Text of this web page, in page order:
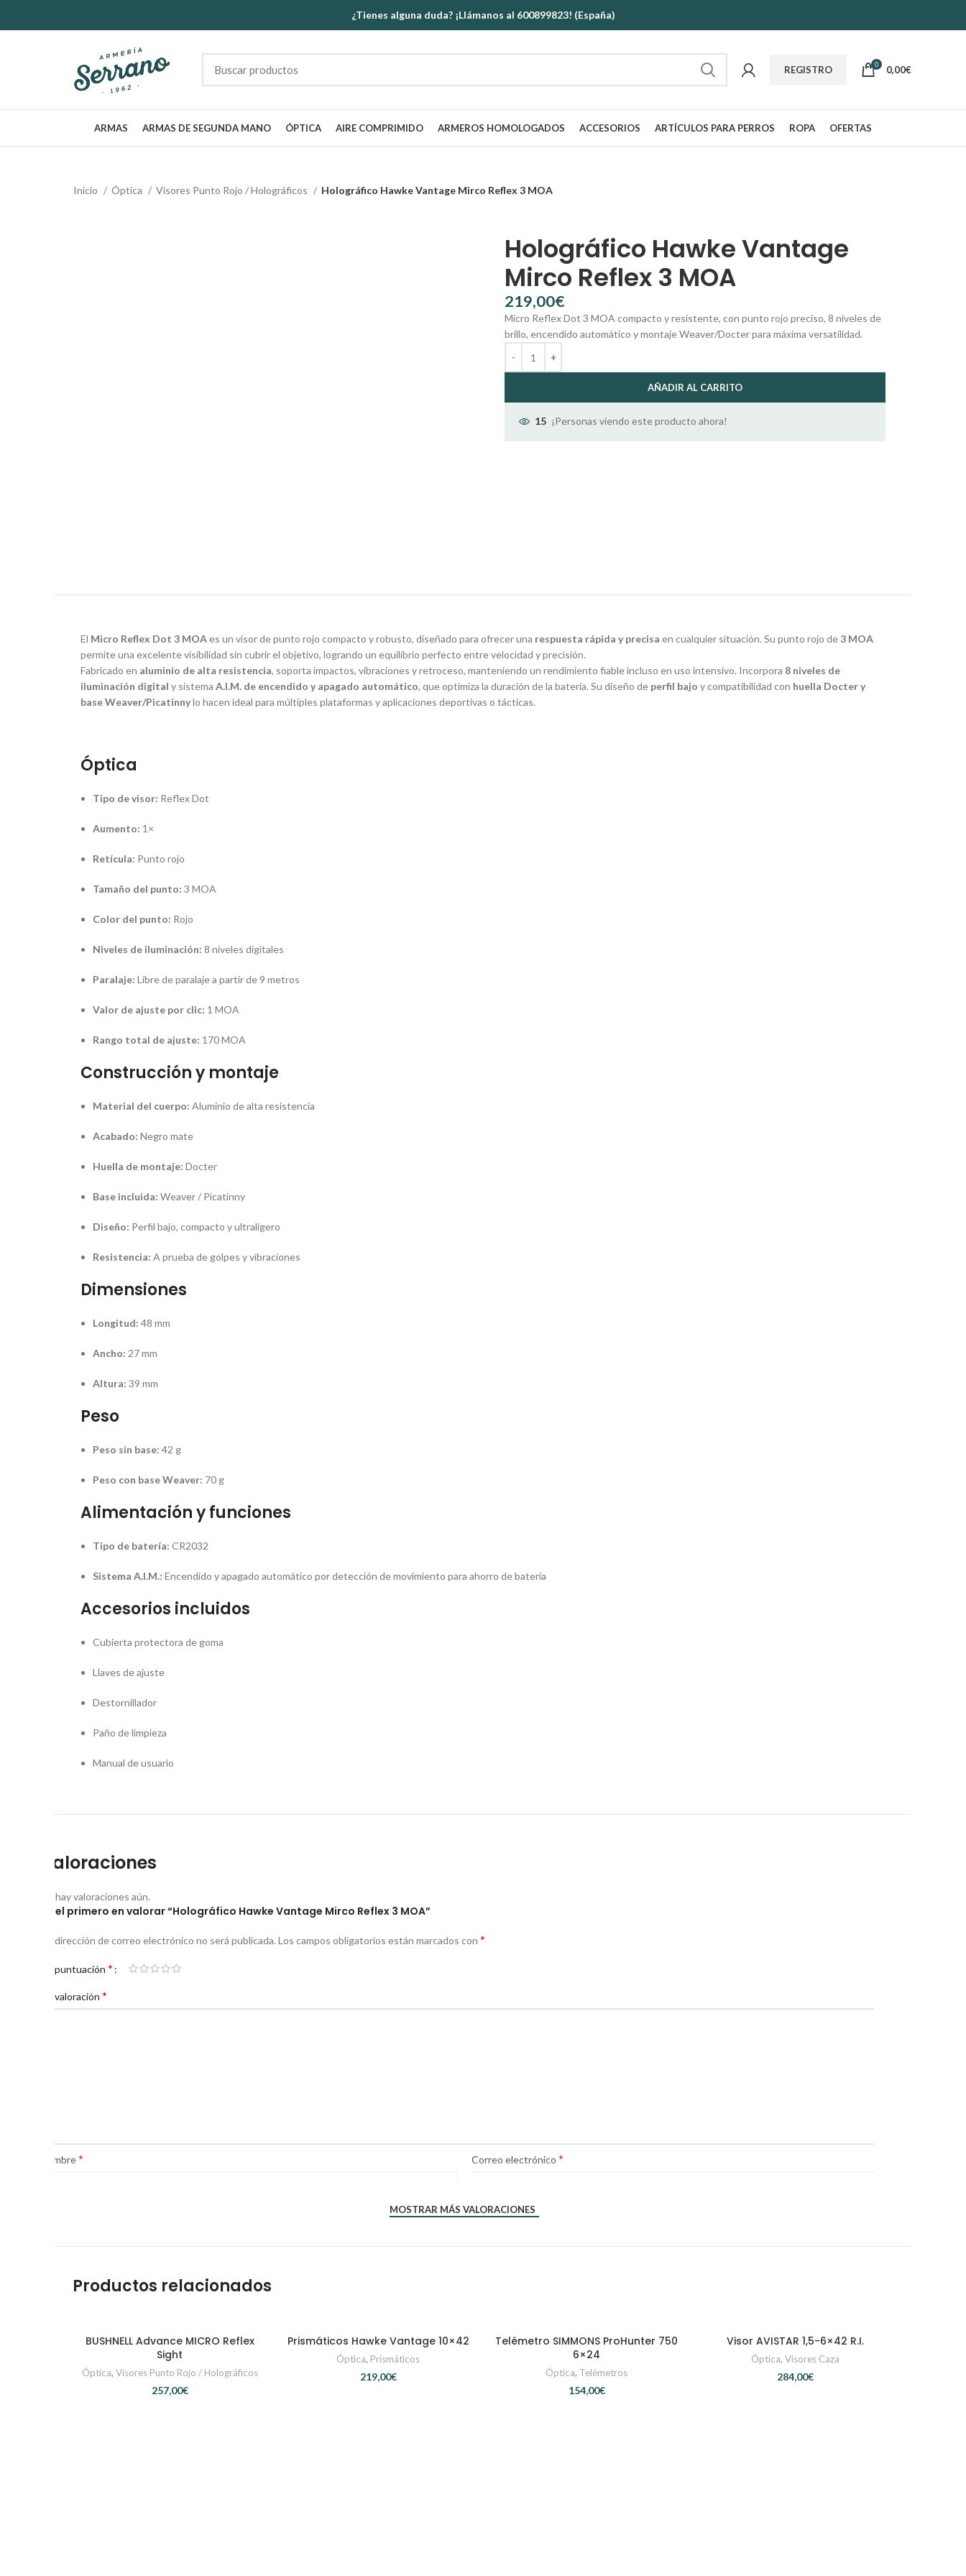
¿Tienes alguna duda? ¡Llámanos al 600899823! (España)
REGISTRO 0 0,00€
ARMAS ARMAS DE SEGUNDA MANO ÓPTICA AIRE COMPRIMIDO ARMEROS HOMOLOGADOS ACCESORIOS ARTÍCULOS PARA PERROS ROPA OFERTAS
Inicio Óptica Visores Punto Rojo / Holográficos Holográfico Hawke Vantage Mirco Reflex 3 MOA
Holográfico Hawke Vantage
Mirco Reflex 3 MOA
€
Micro Reflex Dot 3 MOA compacto y resistente, con punto rojo preciso, 8 niveles de
brillo, encendido automático y montaje Weaver/Docter para máxima versatilidad.
AÑADIR AL CARRITO
15 ¡Personas viendo este producto ahora!
El Micro Reflex Dot 3 MOAes un visor de punto rojo compacto y robusto, diseñado para ofrecer una respuesta rápida y precisa en cualquier situación. Su punto rojo de3 MOA
permite una excelente visibilidad sin cubrir el objetivo, logrando un equilibrio perfecto entre velocidad y precisión.
Fabricado en aluminio de alta resistencia, soporta impactos, vibraciones y retroceso, manteniendo un rendimiento fiable incluso en uso intensivo. Incorpora 8 niveles de
iluminación digital y sistema A.I.M. de encendido y apagado automático, que optimiza la duración de la batería. Su diseño de perfil bajo y compatibilidad con huella Docter y
base Weaver/Picatinnylo hacen ideal para múltiples plataformas y aplicaciones deportivas o tácticas.
Óptica
Tipo de visor: Reflex Dot
Aumento: 1×
Retícula: Punto rojo
Tamaño del punto: 3 MOA
Color del punto: Rojo
Niveles de iluminación: 8 niveles digitales
Paralaje: Libre de paralaje a partir de 9 metros
Valor de ajuste por clic: 1 MOA
Rango total de ajuste: 170 MOA
Construcción y montaje
Material del cuerpo: Aluminio de alta resistencia
Acabado: Negro mate
Huella de montaje: Docter
Base incluida: Weaver / Picatinny
Diseño: Perfil bajo, compacto y ultraligero
Resistencia: A prueba de golpes y vibraciones
Dimensiones
Longitud: 48 mm
Ancho: 27 mm
Altura: 39 mm
Peso
Peso sin base: 42 g
Peso con base Weaver: 70 g
Alimentación y funciones
Tipo de batería: CR2032
Sistema A.I.M.: Encendido y apagado automático por detección de movimiento para ahorro de batería
Accesorios incluidos
Cubierta protectora de goma
Llaves de ajuste
Destornillador
Paño de limpieza
Manual de usuario
Valoraciones
No hay valoraciones aún.
Sé el primero en valorar “Holográfico Hawke Vantage Mirco Reflex 3 MOA”
Tu dirección de correo electrónico no será publicada. Los campos obligatorios están marcados con *
Tu puntuación *
Tu valoración *
Nombre* Correo electrónico *
MOSTRAR MÁS VALORACIONES
Productos relacionados
AÑADIR AL CARRITO
BUSHNELL Advance MICRO Reflex
Sight
Óptica, Visores Punto Rojo / Holográficos
€
AÑADIR AL CARRITO
Prismáticos Hawke Vantage 10×42
Óptica, Prismáticos
€
AÑADIR AL CARRITO
Telémetro SIMMONS ProHunter 750
6×24
Óptica, Telémetros
€
AÑADIR AL CARRITO
Visor AVISTAR 1,5-6×42 R.I.
Óptica, Visores Caza
€